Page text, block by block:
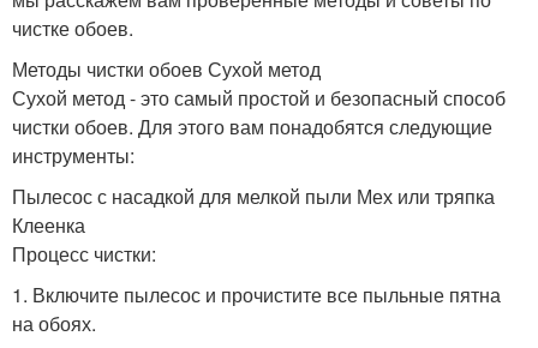
чистке обоев.
Методы чистки обоев Сухой метод
Сухой метод - это самый простой и безопасный способ
чистки обоев. Для этого вам понадобятся следующие
инструменты:
Пылесос с насадкой для мелкой пыли Мех или тряпка
Клеенка
Процесс чистки:
1. Включите пылесос и прочистите все пыльные пятна
на обоях.